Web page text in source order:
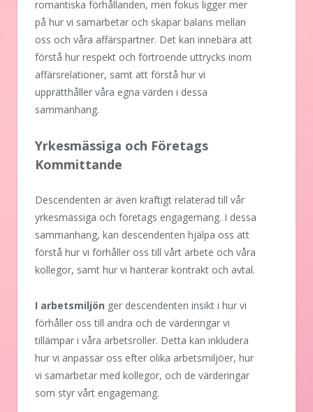
romantiska förhållanden, men fokus ligger mer
på hur vi samarbetar och skapar balans mellan
oss och våra affärspartner. Det kan innebära att
förstå hur respekt och förtroende uttrycks inom
affärsrelationer, samt att förstå hur vi
upprätthåller våra egna värden i dessa
sammanhang.
Yrkesmässiga och Företags
Kommittande
Descendenten är även kraftigt relaterad till vår
yrkesmässiga och företags engagemang. I dessa
sammanhang, kan descendenten hjälpa oss att
förstå hur vi förhåller oss till vårt arbete och våra
kollegor, samt hur vi hanterar kontrakt och avtal.
I arbetsmiljön ger descendenten insikt i hur vi
förhåller oss till andra och de värderingar vi
tillämpar i våra arbetsroller. Detta kan inkludera
hur vi anpassar oss efter olika arbetsmiljöer, hur
vi samarbetar med kollegor, och de värderingar
som styr vårt engagemang.